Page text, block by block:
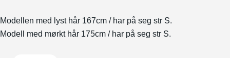
Modellen med lyst hår 167cm / har på seg str S.
Modell med mørkt hår 175cm / har på seg str S.